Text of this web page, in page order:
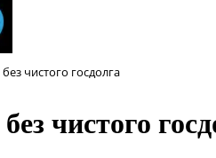
чистого госдолга
чистого